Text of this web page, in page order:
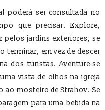
poderá ser consultada no
que precisar. Explore,
pelos jardins exteriores, se
terminar, em vez de descer
dos turistas. Aventure-se
vista de olhos na igreja
mosteiro de Strahov. Se
para uma bebida na